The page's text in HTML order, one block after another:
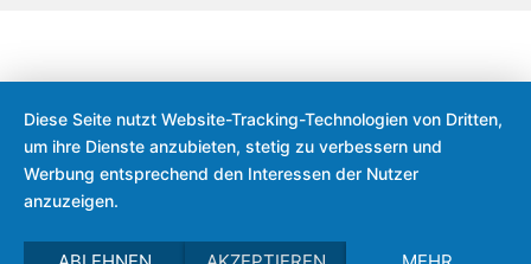
Diese Seite nutzt Website-Tracking-Technologien von Dritten,
um ihre Dienste anzubieten, stetig zu verbessern und
Werbung entsprechend den Interessen der Nutzer
anzuzeigen.